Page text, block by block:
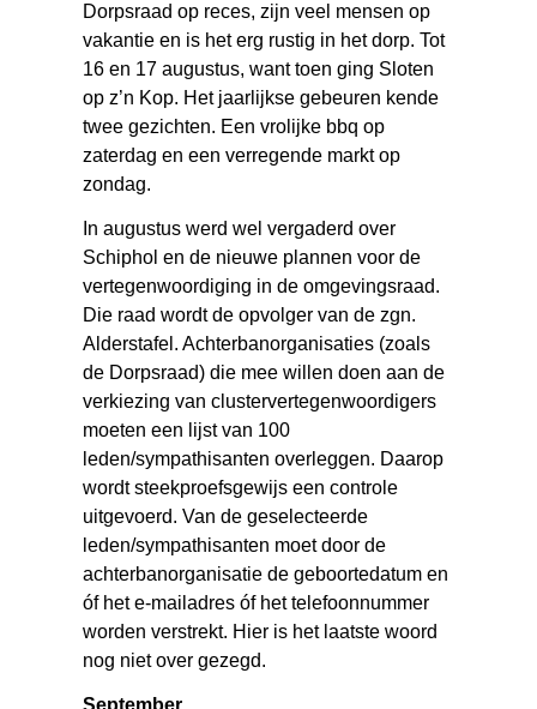
Dorpsraad op reces, zijn veel mensen op
vakantie en is het erg rustig in het dorp. Tot
16 en 17 augustus, want toen ging Sloten
op z’n Kop. Het jaarlijkse gebeuren kende
twee gezichten. Een vrolijke bbq op
zaterdag en een verregende markt op
zondag.
In augustus werd wel vergaderd over
Schiphol en de nieuwe plannen voor de
vertegenwoordiging in de omgevingsraad.
Die raad wordt de opvolger van de zgn.
Alderstafel. Achterbanorganisaties (zoals
de Dorpsraad) die mee willen doen aan de
verkiezing van clustervertegenwoordigers
moeten een lijst van 100
leden/sympathisanten overleggen. Daarop
wordt steekproefsgewijs een controle
uitgevoerd. Van de geselecteerde
leden/sympathisanten moet door de
achterbanorganisatie de geboortedatum en
óf het e-mailadres óf het telefoonnummer
worden verstrekt. Hier is het laatste woord
nog niet over gezegd.